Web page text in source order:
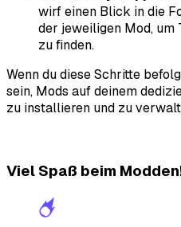
wirf einen Blick in die
der jeweiligen Mod,
zu finden.
Wenn du diese Schritte
sein, Mods auf deinem
zu installieren und zu
Viel Spaß beim